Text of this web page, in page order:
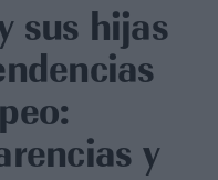
sus hijas
y